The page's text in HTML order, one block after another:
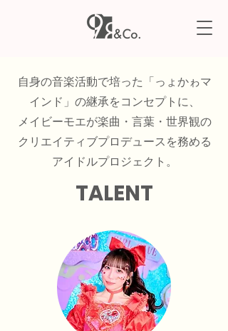
自身の音楽活動で培った「っょかゎマ
インド」の継承をコンセプトに、
メイビーモエが楽曲・言葉・世界観の
クリエイティブプロデュースを務める
アイドルプロジェクト。
​TALENT